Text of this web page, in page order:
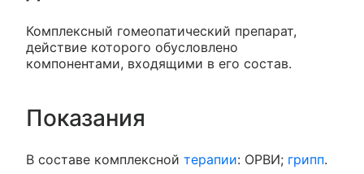
Комплексный гомеопатический препарат,
действие которого обусловлено
компонентами, входящими в его состав.
Показания
В составе комплексной терапии: ОРВИ; грипп.